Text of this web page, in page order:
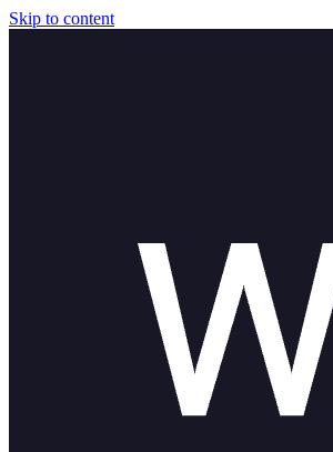
Skip to content